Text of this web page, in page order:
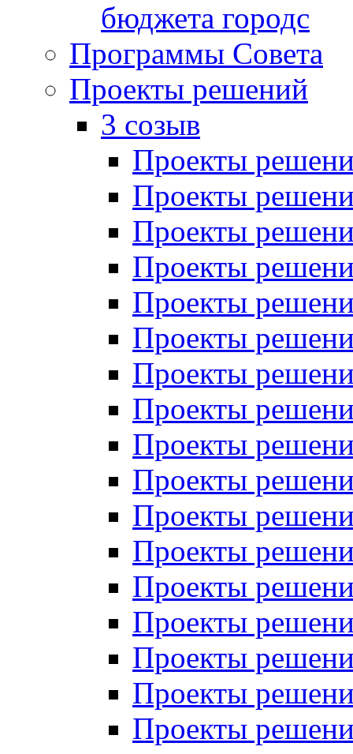
бюджета городс
Программы Совета
Проекты решений
3 созыв
Проекты
Проекты
Проекты
Проекты
Проекты
Проекты
Проекты
Проекты
Проекты
Проекты
Проекты
Проекты
Проекты
Проекты
Проекты
Проекты
Проекты